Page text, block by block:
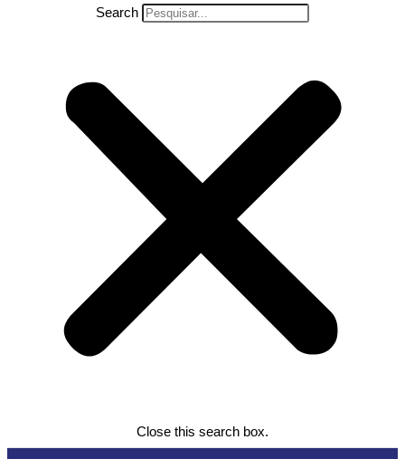
Search
Close this search box.